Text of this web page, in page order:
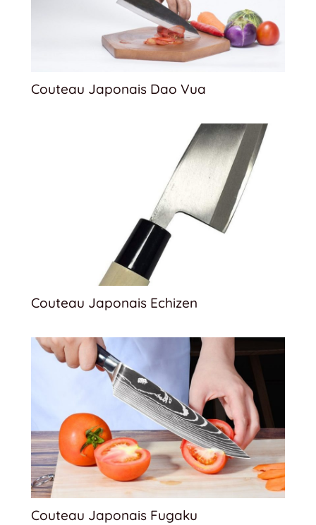
Couteau Japonais Dao Vua
Couteau Japonais Echizen
Couteau Japonais Fugaku